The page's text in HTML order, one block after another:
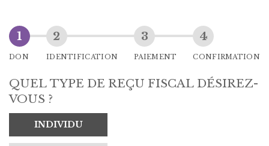
DON IDENTIFICATION PAIEMENT CONFIRMATION
QUEL TYPE DE REÇU FISCAL DÉSIREZ-
VOUS ?
INDIVIDU